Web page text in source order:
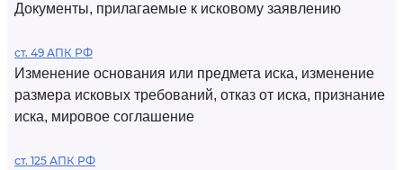
Документы, прилагаемые к исковому заявлению
ст. 49 АПК РФ
Изменение основания или предмета иска, изменение
размера исковых требований, отказ от иска, признание
иска, мировое соглашение
ст. 125 АПК РФ